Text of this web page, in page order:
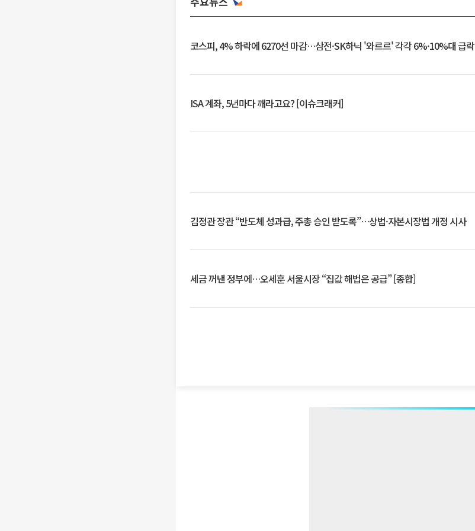
코스피, 4% 하락에 6270선 마감…삼전·SK하닉 '와르르' 각각 6%·10%대 급락
ISA 계좌, 5년마다 깨라고요? [이슈크래커]
김정관 장관 “반도체 성과급, 주총 승인 받도록”…상법·자본시장법 개정 시사
세금 꺼낸 정부에…오세훈 서울시장 “집값 해법은 공급” [종합]